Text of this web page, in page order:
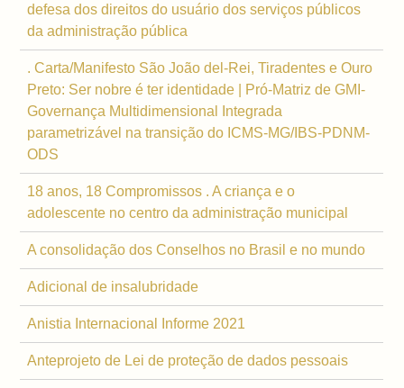
defesa dos direitos do usuário dos serviços públicos
da administração pública
. Carta/Manifesto São João del-Rei, Tiradentes e Ouro
Preto: Ser nobre é ter identidade | Pró-Matriz de GMI-
Governança Multidimensional Integrada
parametrizável na transição do ICMS-MG/IBS-PDNM-
ODS
18 anos, 18 Compromissos . A criança e o
adolescente no centro da administração municipal
A consolidação dos Conselhos no Brasil e no mundo
Adicional de insalubridade
Anistia Internacional Informe 2021
Anteprojeto de Lei de proteção de dados pessoais